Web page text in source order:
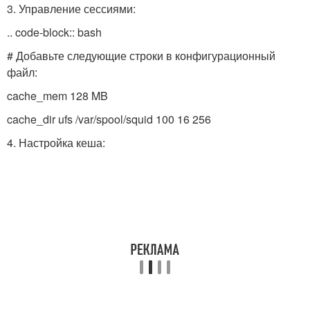
3. Управление сессиями:
.. code-block:: bash
# Добавьте следующие строки в конфигурационный
файл:
cache_mem 128 MB
cache_dir ufs /var/spool/squid 100 16 256
4. Настройка кеша: